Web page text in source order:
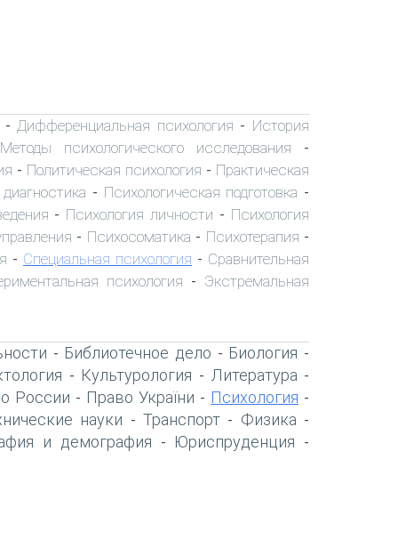
- Дифференциальная психология - История
Методы психологического исследования -
- Политическая психология - Практическая
- Психологическая подготовка -
- Психология личности - Психология
- Психосоматика - Психотерапия -
- Специальная психология - Сравнительная
психология - Экстремальная
- Библиотечное дело - Биология -
- Культурология - Литература -
России - Право України - Психология -
науки - Транспорт- Физика -
и демография - Юриспруденция -